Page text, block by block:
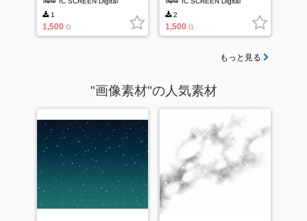
1
1,500 G
2
1,500 G
もっと見る
"画像素材"の人気素材